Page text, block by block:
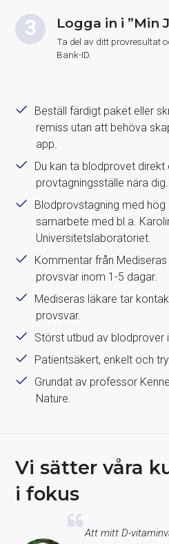
Logga in i ”Min
Ta del av ditt provresultat
Bank-ID.
Beställ färdigt paket eller
remiss utan att behöva
app.
Du kan ta blodprovet
provtagningsställe nära dig.
Blodprovstagning med hög
samarbete med bl.a.
Universitetslaboratoriet.
Kommentar från Mediseras
provsvar inom 1-5 dagar.
Mediseras läkare tar
provsvar.
Störst utbud av blodprover i
Patientsäkert, enkelt och
Grundat av professor
Nature.
Vi sätter våra
i fokus
Att mitt D-